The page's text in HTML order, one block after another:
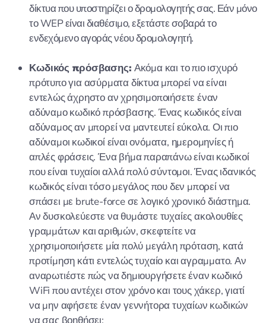
δίκτυα που υποστηρίζει ο δρομολογητής σας. Εάν μόνο
το WEP είναι διαθέσιμο, εξετάστε σοβαρά το
ενδεχόμενο αγοράς νέου δρομολογητή.
Κωδικός πρόσβασης: Ακόμα και το πιο ισχυρό
πρότυπο για ασύρματα δίκτυα μπορεί να είναι
εντελώς άχρηστο αν χρησιμοποιήσετε έναν
αδύναμο κωδικό πρόσβασης. Ένας κωδικός είναι
αδύναμος αν μπορεί να μαντευτεί εύκολα. Οι πιο
αδύναμοι κωδικοί είναι ονόματα, ημερομηνίες ή
απλές φράσεις. Ένα βήμα παραπάνω είναι κωδικοί
που είναι τυχαίοι αλλά πολύ σύντομοι. Ένας ιδανικός
κωδικός είναι τόσο μεγάλος που δεν μπορεί να
σπάσει με brute-force σε λογικό χρονικό διάστημα.
Αν δυσκολεύεστε να θυμάστε τυχαίες ακολουθίες
γραμμάτων και αριθμών, σκεφτείτε να
χρησιμοποιήσετε μία πολύ μεγάλη πρόταση, κατά
προτίμηση κάτι εντελώς τυχαίο και αγραμματο. Αν
αναρωτιέστε πώς να δημιουργήσετε έναν κωδικό
WiFi που αντέχει στον χρόνο και τους χάκερ, γιατί
να μην αφήσετε έναν γεννήτορα τυχαίων κωδικών